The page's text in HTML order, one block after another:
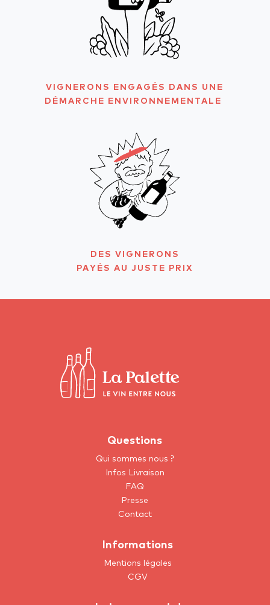
VIGNERONS ENGAGÉS DANS UNE
DÉMARCHE ENVIRONNEMENTALE
DES VIGNERONS
PAYÉS AU JUSTE PRIX
Questions
Qui sommes nous ?
Infos Livraison
FAQ
Presse
Contact
Informations
Mentions légales
CGV